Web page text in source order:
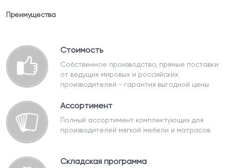
Преимущества
Стоимость
Собственное производство, прямые поставки
от ведущих мировых и российских
производителей - гарантия выгодной цены
Ассортимент
Полный ассортимент комплектующих для
производителей мягкой мебели и матрасов
Складская программа